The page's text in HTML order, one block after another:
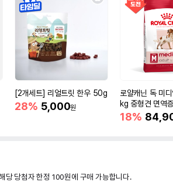
[2개세트] 리얼트릿 한우 50g
28% 5,000원
로얄캐닌 독 미디
kg 중형견 면역
18%
당 당첨자 한정 100원에 구매 가능합니다.